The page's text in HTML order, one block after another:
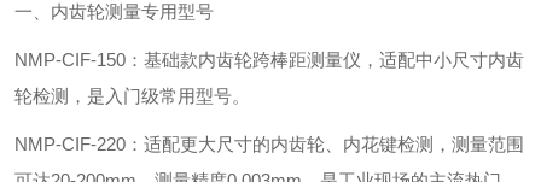
一、内齿轮测量专用型号
‌NMP-CIF-150‌：基础款内齿轮跨棒距测量仪，适配中小尺寸内齿
轮检测，是入门级常用型号。
‌NMP-CIF-220‌：适配更大尺寸的内齿轮、内花键检测，测量范围